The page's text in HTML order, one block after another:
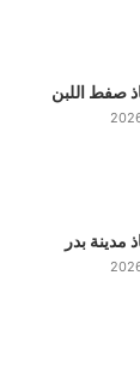
صفط اللبن
مدينة بدر